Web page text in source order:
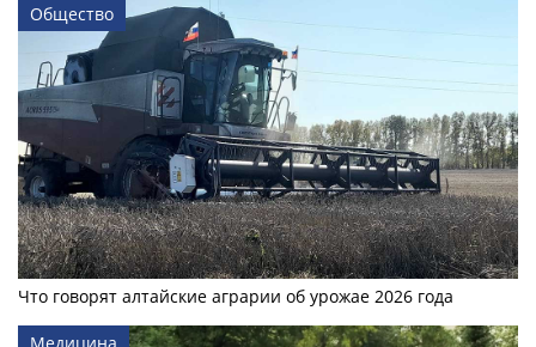
Общество
Что говорят алтайские аграрии об урожае 2026 года
Медицина